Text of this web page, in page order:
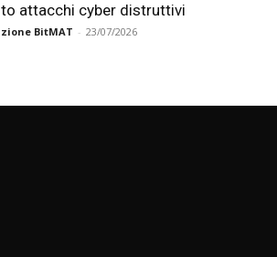
attacchi cyber distruttivi
BitMAT - 23/07/2026